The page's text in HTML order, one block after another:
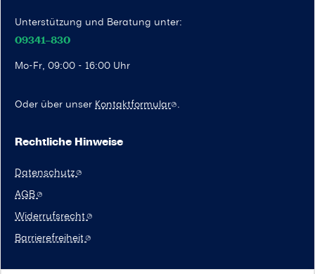
Unterstützung und Beratung unter:
09341–830
Mo-Fr, 09:00 - 16:00 Uhr
Oder über unser Kontaktformular .
Rechtliche Hinweise
Datenschutz
AGB
Widerrufsrecht
Barrierefreiheit